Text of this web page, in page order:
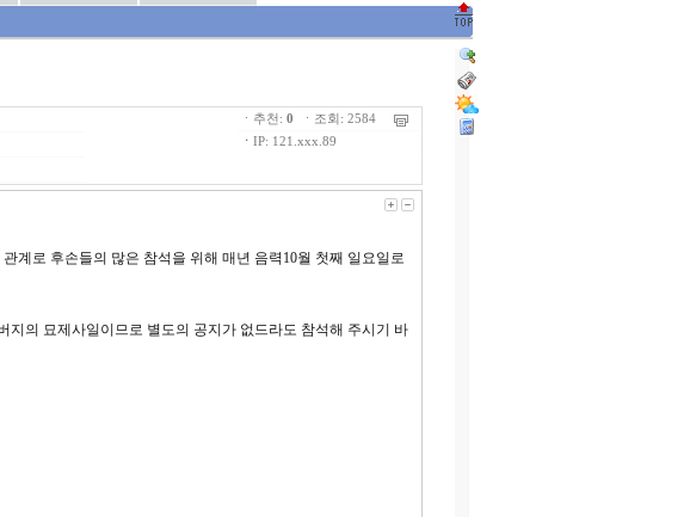
ㆍ추천: 0 ㆍ조회: 2584
ㆍ IP: 121.xxx.89
계로 후손들의 많은 참석을 위해 매년 음력10월 첫째 일요일로
지의 묘제사일이므로 별도의 공지가 없드라도 참석해 주시기 바